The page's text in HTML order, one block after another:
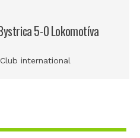
5-0 Lokomotíva
international